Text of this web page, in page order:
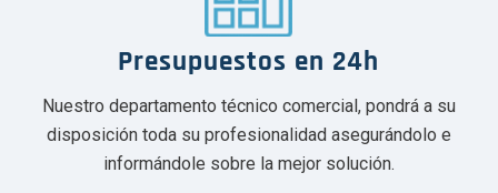
Presupuestos en 24h
Nuestro departamento técnico comercial, pondrá a su
disposición toda su profesionalidad asegurándolo e
informándole sobre la mejor solución.